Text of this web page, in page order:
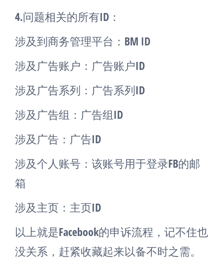
4.问题相关的所有ID：
涉及到商务管理平台：BM ID
涉及广告账户：广告账户ID
涉及广告系列：广告系列ID
涉及广告组：广告组ID
涉及广告：广告ID
涉及个人账号：该账号用于登录FB的邮
箱
涉及主页：主页ID
以上就是Facebook的申诉流程，记不住也
没关系，赶紧收藏起来以备不时之需。